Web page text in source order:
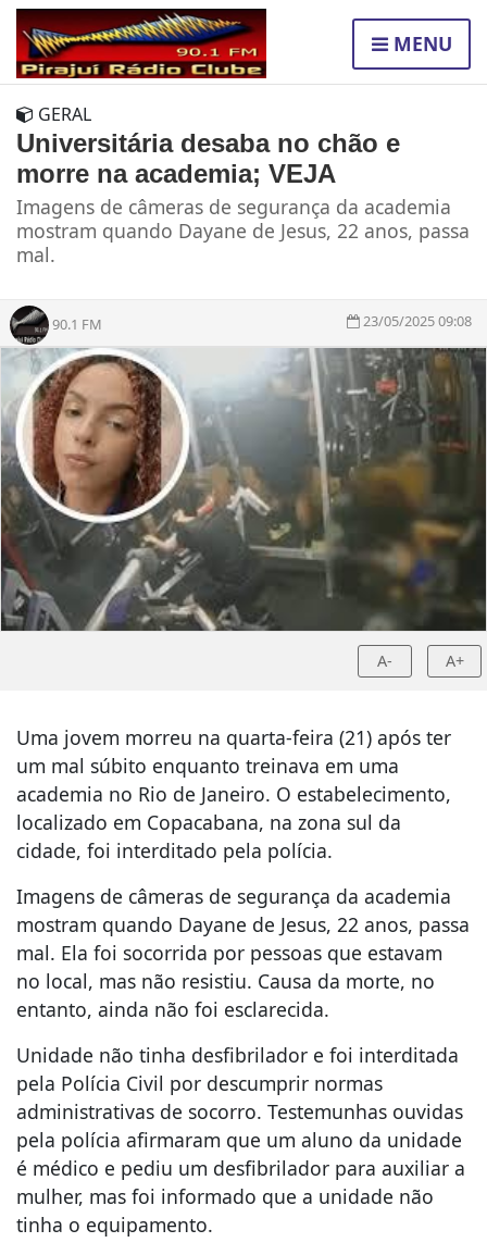
MENU
GERAL
Universitária desaba no chão e
morre na academia; VEJA
Imagens de câmeras de segurança da academia
mostram quando Dayane de Jesus, 22 anos, passa
mal.
90.1 FM 23/05/2025 09:08
A- A+
Uma jovem morreu na quarta-feira (21) após ter
um mal súbito enquanto treinava em uma
academia no Rio de Janeiro. O estabelecimento,
localizado em Copacabana, na zona sul da
cidade, foi interditado pela polícia.
Imagens de câmeras de segurança da academia
mostram quando Dayane de Jesus, 22 anos, passa
mal. Ela foi socorrida por pessoas que estavam
no local, mas não resistiu. Causa da morte, no
entanto, ainda não foi esclarecida.
Unidade não tinha desfibrilador e foi interditada
pela Polícia Civil por descumprir normas
administrativas de socorro. Testemunhas ouvidas
pela polícia afirmaram que um aluno da unidade
é médico e pediu um desfibrilador para auxiliar a
mulher, mas foi informado que a unidade não
tinha o equipamento.